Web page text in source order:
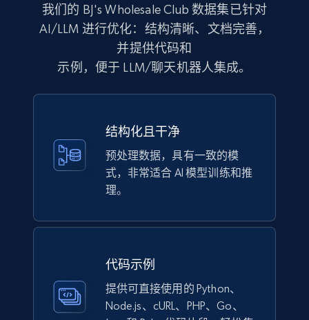
URL, Product id, Title, Images, Final price,
Currency, Discount, Initial price, and more.
eCommerce
Lazada - Products
price, Currency, Stock, and more.
991+ 165+ 立即购买
我们的 BJ's Wholesale Club 数据集已针对
AI/LLM 进行优化：结构清晰、文档完善，
并提供代码和
示例，便于 LLM/聊天机器人集成。
结构化且干净
预处理数据，具有一致的模
式，非常适合 AI 模型训练和推
理。
代码示例
提供可直接使用的 Python、
Node.js、cURL、PHP、Go、